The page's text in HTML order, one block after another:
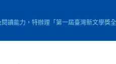
能力，特辦理「第一屆臺灣新文學